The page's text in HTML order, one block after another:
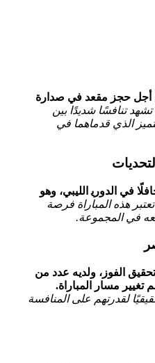
حجز مقعد في صدارة
تنافسًا شديدًا بين
الذي قدماهما في
في الدوري‍ الليبي، وهو
هذه المباراة فرصة
في المجموعة.
الفوز، ولديه عدد من
تغيير مسار المباراة.
لقدرتهم على المنافسة